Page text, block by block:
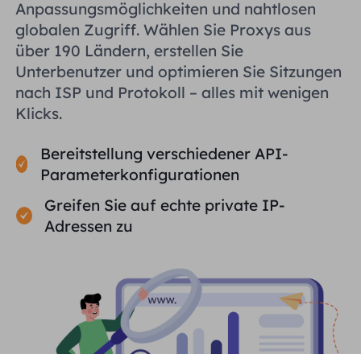
Anpassungsmöglichkeiten und nahtlosen
globalen Zugriff. Wählen Sie Proxys aus
über 190 Ländern, erstellen Sie
Unterbenutzer und optimieren Sie Sitzungen
nach ISP und Protokoll – alles mit wenigen
Klicks.
Bereitstellung verschiedener API-
Parameterkonfigurationen
Greifen Sie auf echte private IP-
Adressen zu